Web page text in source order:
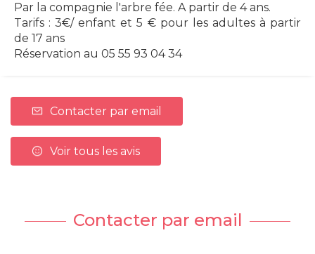
Par la compagnie l'arbre fée. A partir de 4 ans.
Tarifs : 3€/ enfant et 5 € pour les adultes à partir
de 17 ans
Réservation au 05 55 93 04 34
Contacter par email
Voir tous les avis
Contacter par email